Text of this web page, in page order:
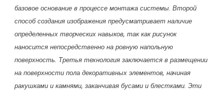
базовое основание в процессе монтажа системы. Второй
способ создания изображения предусматривает наличие
определенных творческих навыков, так как рисунок
наносится непосредственно на ровную напольную
поверхность. Третья технология заключается в размещении
на поверхности пола декоративных элементов, начиная
ракушками и камнями, заканчивая бусами и блестками. Эти